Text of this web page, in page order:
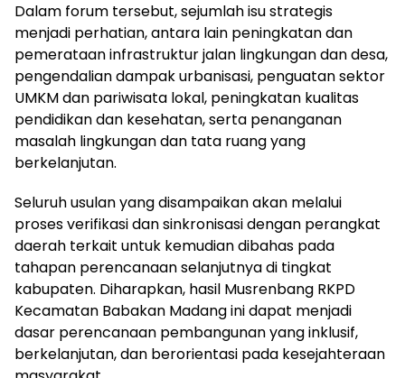
Dalam forum tersebut, sejumlah isu strategis
menjadi perhatian, antara lain peningkatan dan
pemerataan infrastruktur jalan lingkungan dan desa,
pengendalian dampak urbanisasi, penguatan sektor
UMKM dan pariwisata lokal, peningkatan kualitas
pendidikan dan kesehatan, serta penanganan
masalah lingkungan dan tata ruang yang
berkelanjutan.
Seluruh usulan yang disampaikan akan melalui
proses verifikasi dan sinkronisasi dengan perangkat
daerah terkait untuk kemudian dibahas pada
tahapan perencanaan selanjutnya di tingkat
kabupaten. Diharapkan, hasil Musrenbang RKPD
Kecamatan Babakan Madang ini dapat menjadi
dasar perencanaan pembangunan yang inklusif,
berkelanjutan, dan berorientasi pada kesejahteraan